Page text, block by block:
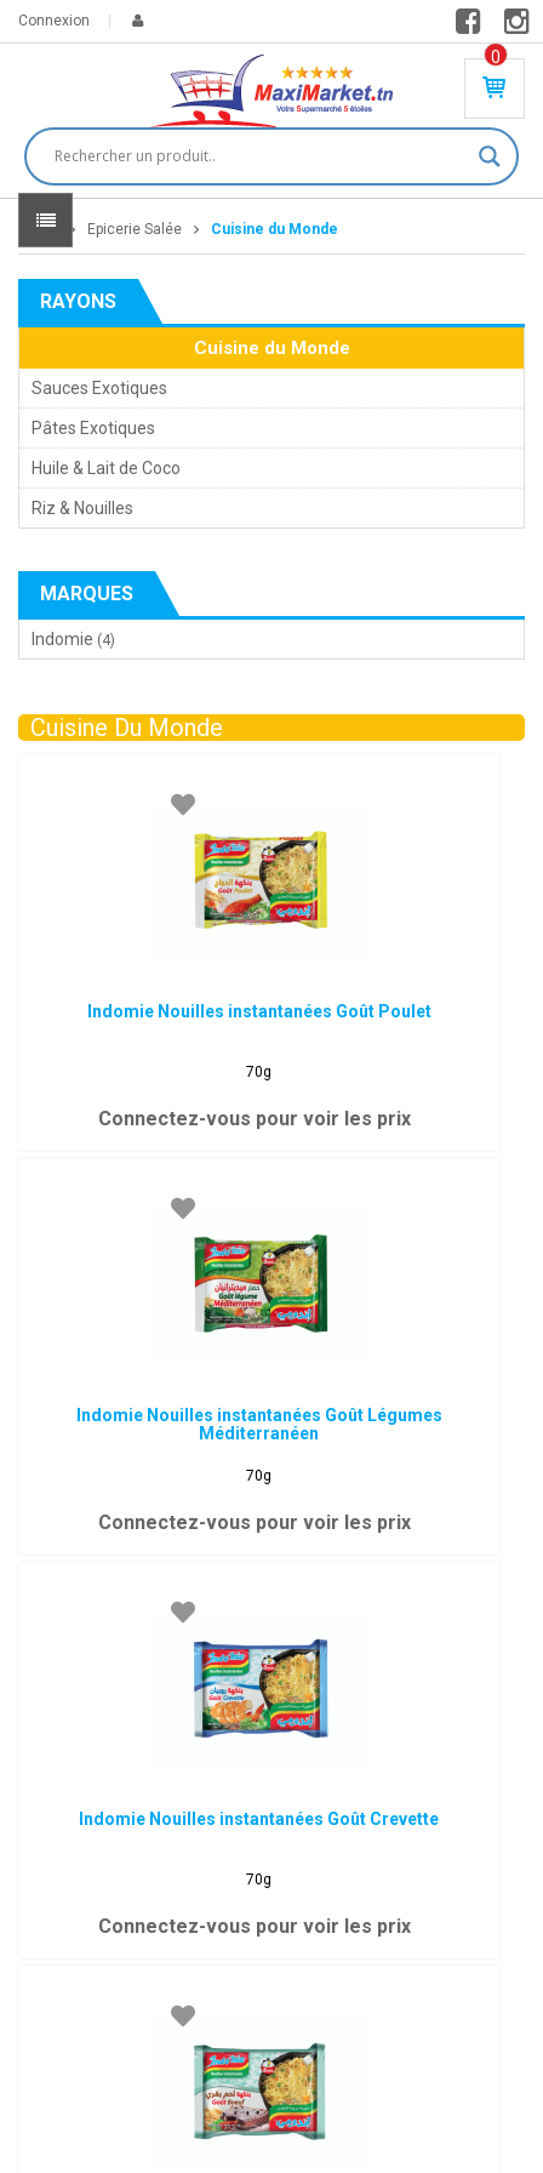
Connexion
0
PR
DU
IT(
S)
DT
Home Epicerie Salée Cuisine du Monde
RAYONS
Cuisine du Monde
Sauces Exotiques
Pâtes Exotiques
Huile & Lait de Coco
Riz & Nouilles
MARQUES
Indomie (4)
Cuisine Du Monde
Indomie Nouilles instantanées Goût Poulet
70g
Connectez-vous pour voir les prix
Indomie Nouilles instantanées Goût Légumes
Méditerranéen
70g
Connectez-vous pour voir les prix
Indomie Nouilles instantanées Goût Crevette
70g
Connectez-vous pour voir les prix